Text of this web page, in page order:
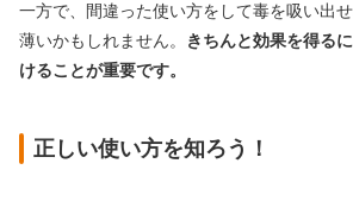
一方で、間違った使い方をして毒を吸い出
薄いかもしれません。
きちんと効果を得る
けることが重要です。
正しい使い方を知ろう！